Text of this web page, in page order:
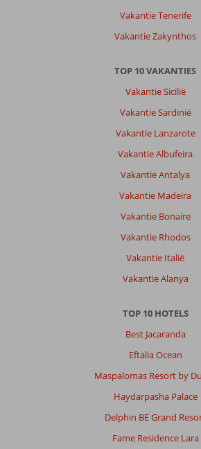
Vakantie Tenerife
Vakantie Zakynthos
TOP 10 VAKANTIES
Vakantie Sicilië
Vakantie Sardinië
Vakantie Lanzarote
Vakantie Albufeira
Vakantie Antalya
Vakantie Madeira
Vakantie Bonaire
Vakantie Rhodos
Vakantie Italië
Vakantie Alanya
TOP 10 HOTELS
Best Jacaranda
Eftalia Ocean
Maspalomas Resort by
Haydarpasha Palace
Delphin BE Grand
Fame Residence Lara